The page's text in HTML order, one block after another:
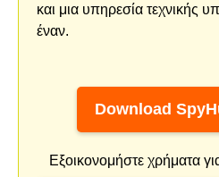
και μια υπηρεσία τεχνικής
έναν.
Download
Εξοικονομήστε χρήματα